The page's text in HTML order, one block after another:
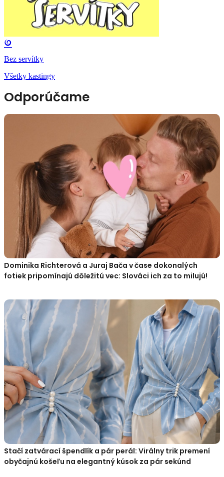
Bez servítky
Všetky kastingy
Odporúčame
Dominika Richterová a Juraj Bača v čase dokonalých
fotiek pripomínajú dôležitú vec: Slováci ich za to milujú!
Stačí zatvárací špendlík a pár perál: Virálny trik premení
obyčajnú košeľu na elegantný kúsok za pár sekúnd